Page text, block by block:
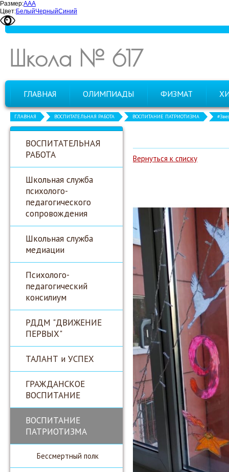
Размер:ААА
Цвет:БелыйЧерныйСиний
Школа № 617
ГЛАВНАЯ ОЛИМПИАДЫ ФИЗМАТ
ГЛАВНАЯ ВОСПИТАТЕЛЬНАЯ РАБОТА ВОСПИТАНИЕ ПАТРИОТИЗМА
ВОСПИТАТЕЛЬНАЯ
РАБОТА
Школьная служба
психолого-
педагогического
сопровождения
Школьная служба
медиации
Психолого-
педагогический
консилиум
РДДМ "ДВИЖЕНИЕ
ПЕРВЫХ"
ТАЛАНТ и УСПЕХ
ГРАЖДАНСКОЕ
ВОСПИТАНИЕ
ВОСПИТАНИЕ
ПАТРИОТИЗМА
Бессмертный полк
Вернуться к списку